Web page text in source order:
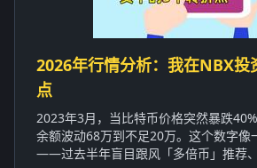
2026年行情分析：我在NBX投
点
2023年3月，当比特币价格突然暴跌
余额波动68万到不足20万。这个数字像
——过去半年盲目跟风「多倍币」推荐